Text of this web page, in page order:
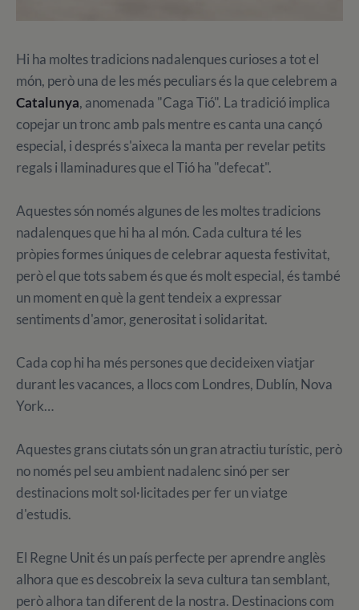
Hi ha moltes tradicions nadalenques curioses a tot el
món, però una de les més peculiars és la que celebrem a
Catalunya, anomenada "Caga Tió". La tradició implica
copejar un tronc amb pals mentre es canta una cançó
especial, i després s'aixeca la manta per revelar petits
regals i llaminadures que el Tió ha "defecat".
Aquestes són només algunes de les moltes tradicions
nadalenques que hi ha al món. Cada cultura té les
pròpies formes úniques de celebrar aquesta festivitat,
però el que tots sabem és que és molt especial, és també
un moment en què la gent tendeix a expressar
sentiments d'amor, generositat i solidaritat.
Cada cop hi ha més persones que decideixen viatjar
durant les vacances, a llocs com Londres, Dublín, Nova
York…
Aquestes grans ciutats són un gran atractiu turístic, però
no només pel seu ambient nadalenc sinó per ser
destinacions molt sol·licitades per fer un viatge
d'estudis.
El Regne Unit és un país perfecte per aprendre anglès
alhora que es descobreix la seva cultura tan semblant,
però alhora tan diferent de la nostra. Destinacions com